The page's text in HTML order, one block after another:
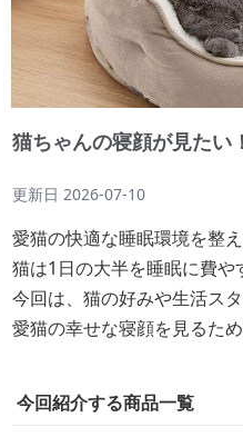
猫ちゃんの寝顔が見たい
更新日 2026-07-10
愛猫の快適な睡眠環境を整
猫は1日の大半を睡眠に費や
今回は、猫の好みや生活ス
愛猫の幸せな寝顔を見るた
今回紹介する商品一覧